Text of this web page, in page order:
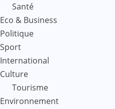
Santé
Eco & Business
Politique
Sport
International
Culture
Tourisme
Environnement